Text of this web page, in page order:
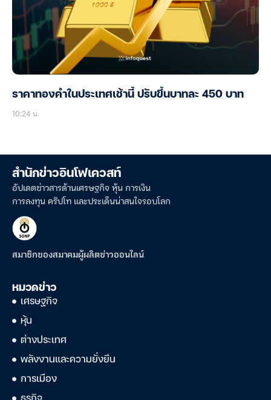
ราคาทองคำในประเทศเช้านี้ ปรับขึ้นบาทละ 450 บาท
10:24 น.
สำนักข่าวอินโฟเควสท์
อัปเดตข่าวสารด้านเศรษฐกิจ หุ้น การเงิน
การลงทุน คริปโท และประเด็นน่าสนใจรอบโลก
สมาชิกของสมาคมผู้ผลิตข่าวออนไลน์
หมวดข่าว
เศรษฐกิจ
หุ้น
ต่างประเทศ
พลังงานและความยั่งยืน
การเมือง